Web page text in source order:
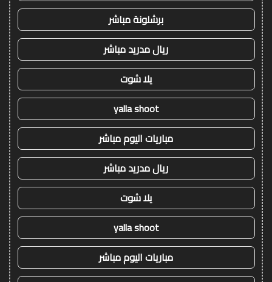
برشلونة مباشر
ريال مدريد مباشر
يلا شوت
yalla shoot
مباريات اليوم مباشر
ريال مدريد مباشر
يلا شوت
yalla shoot
مباريات اليوم مباشر